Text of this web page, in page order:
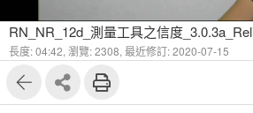
RN_NR_12d_測量工具之信度
長度: 04:42, 瀏覽: 2308, 最近修訂: 2020-07-15